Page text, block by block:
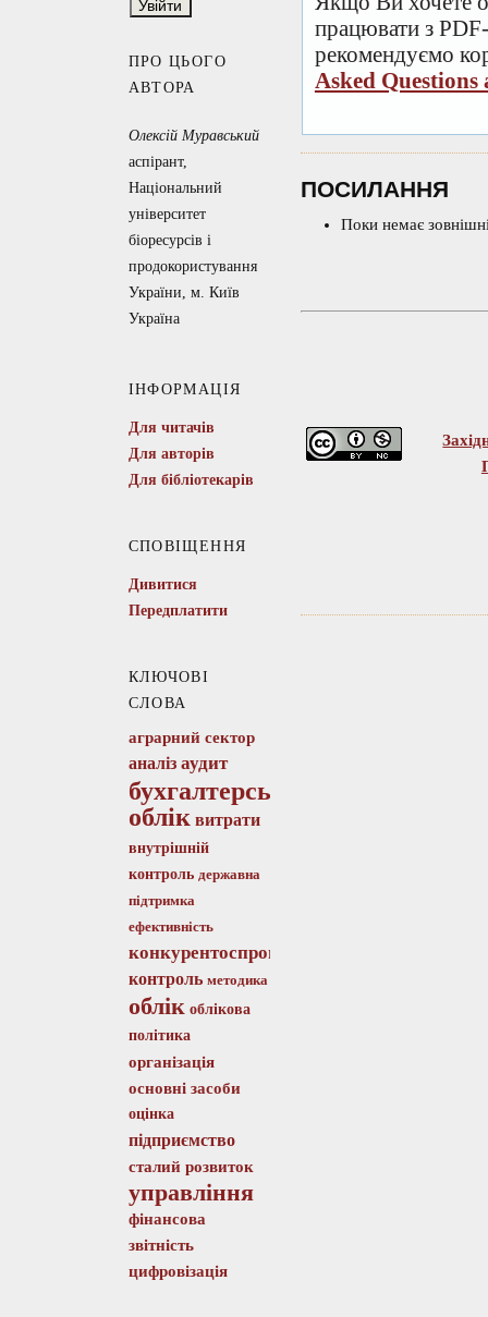
ПРО ЦЬОГО
АВТОРА
Олексій Муравський
аспірант,
Національний
університет
біоресурсів і
продокористування
України, м. Київ
Україна
ІНФОРМАЦІЯ
Для читачів
Для авторів
Для бібліотекарів
СПОВІЩЕННЯ
Дивитися
Передплатити
КЛЮЧОВІ
СЛОВА
аграрний сектор
аналіз аудит
бухгалтерський
облік витрати
внутрішній
контроль державна
підтримка
ефективність
конкурентоспроможність
контроль методика
облік облікова
політика
організація
основні засоби
оцінка
підприємство
сталий розвиток
управління
фінансова
звітність
цифровізація
працювати з
рекомендуємо
Asked Questions
ПОСИЛАННЯ
Поки немає